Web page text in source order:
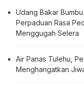
Udang Bakar
Perpaduan Rasa
Menggugah Selera
Air Panas Tulehu,
Menghangatkan